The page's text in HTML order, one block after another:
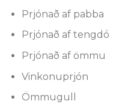
Prjónað af pabba
Prjónað af tengdó
Prjónað af ömmu
Vinkonuprjón
Ömmugull